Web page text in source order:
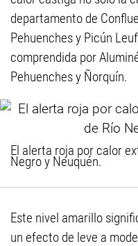
departamento de
Pehuenches y Picún
comprendida por
Pehuenches y Ñorquín.
El alerta roja por calor
Negro y Neuquén.
Este nivel amarillo
un efecto de leve a